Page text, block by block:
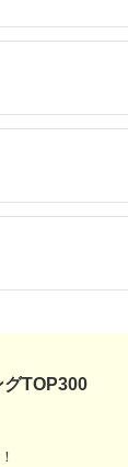
】
てが
道・沖
】
[№5331-
グTOP300